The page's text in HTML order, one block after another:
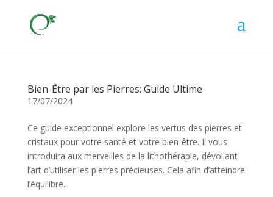
Bien-Être par les Pierres: Guide Ultime
17/07/2024
Ce guide exceptionnel explore les vertus des pierres et
cristaux pour votre santé et votre bien-être. Il vous
introduira aux merveilles de la lithothérapie, dévoilant
l’art d’utiliser les pierres précieuses. Cela afin d’atteindre
l’équilibre...